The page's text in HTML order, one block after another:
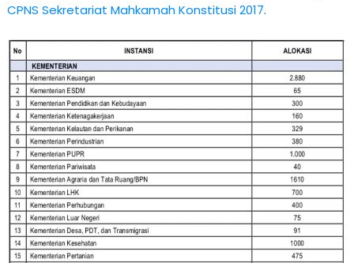
CPNS Sekretariat Mahkamah Konstitusi 2017.